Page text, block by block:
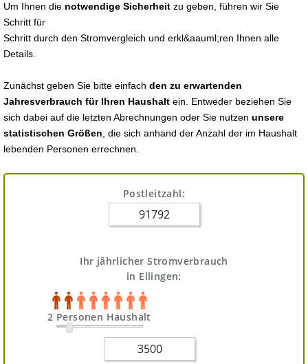
Um Ihnen die notwendige Sicherheit zu geben, führen wir Sie
Schritt für
Schritt durch den Stromvergleich und erkl&aauml;ren Ihnen alle
Details.
Zunächst geben Sie bitte einfach den zu erwartenden
Jahresverbrauch für Ihren Haushalt ein. Entweder beziehen Sie
sich dabei auf die letzten Abrechnungen oder Sie nutzen unsere
statistischen Größen , die sich anhand der Anzahl der im Haushalt
lebenden Personen errechnen.
Postleitzahl:
Ihr jährlicher Stromverbrauch
in Ellingen:
2 Personen Haushalt